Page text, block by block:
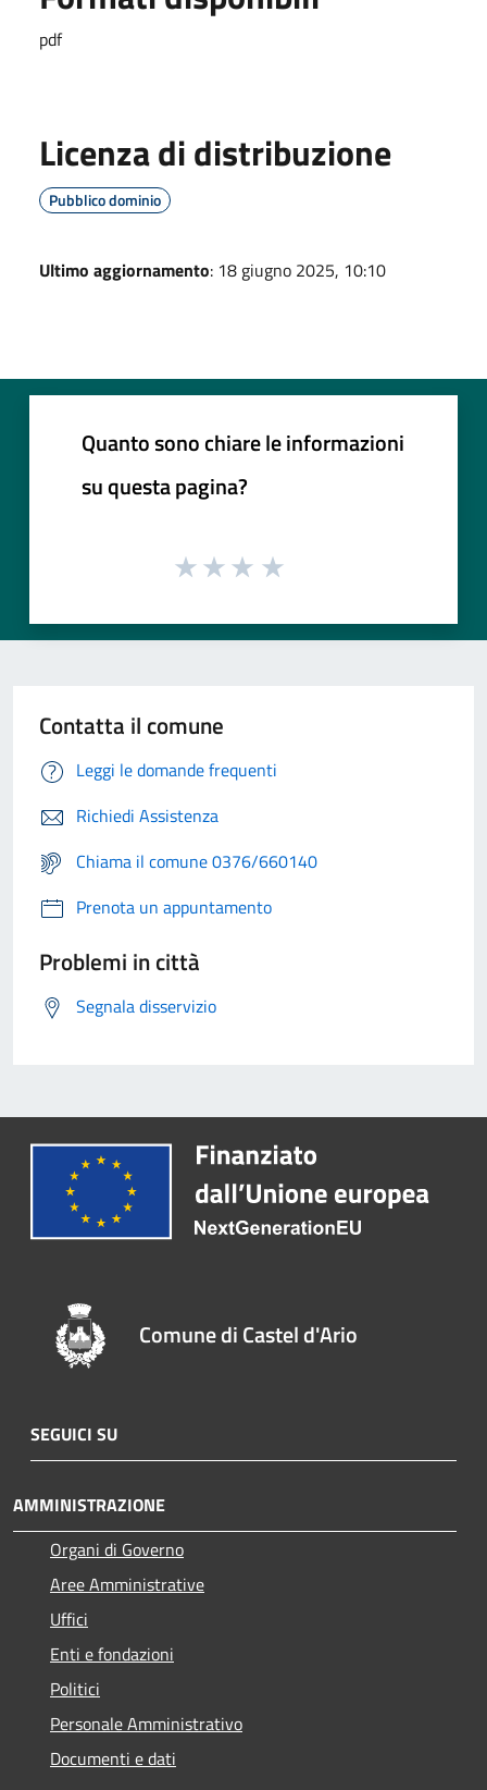
pdf
Licenza di distribuzione
Pubblico dominio
Ultimo aggiornamento: 18 giugno 2025, 10:10
Quanto sono chiare le informazioni
su questa pagina?
Contatta il comune
Leggi le domande frequenti
Richiedi Assistenza
Chiama il comune 0376/660140
Prenota un appuntamento
Problemi in città
Segnala disservizio
Comune di Castel d'Ario
SEGUICI SU
AMMINISTRAZIONE
Organi di Governo
Aree Amministrative
Uffici
Enti e fondazioni
Politici
Personale Amministrativo
Documenti e dati